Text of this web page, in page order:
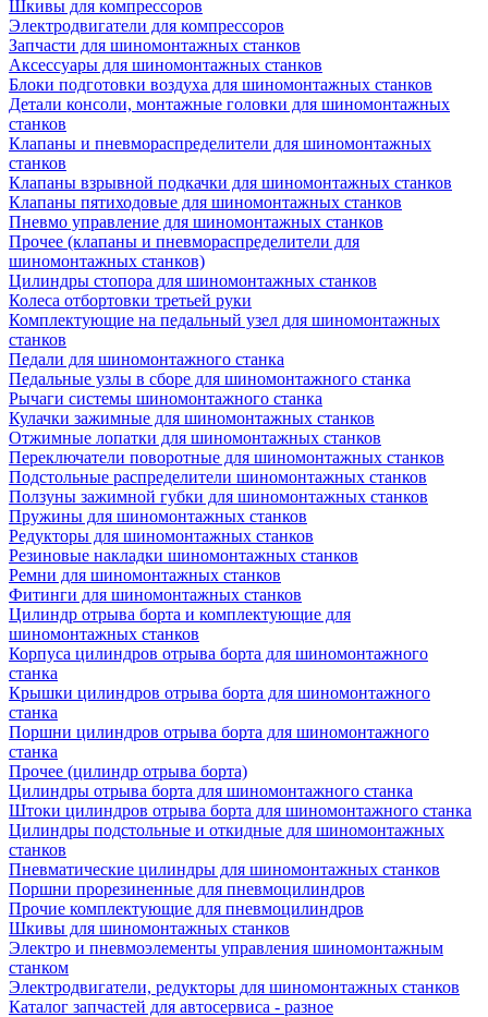
Шкивы для компрессоров
Электродвигатели для компрессоров
Запчасти для шиномонтажных станков
Аксессуары для шиномонтажных станков
Блоки подготовки воздуха для шиномонтажных станков
Детали консоли, монтажные головки для шиномонтажных
станков
Клапаны и пневмораспределители для шиномонтажных
станков
Клапаны взрывной подкачки для шиномонтажных станков
Клапаны пятиходовые для шиномонтажных станков
Пневмо управление для шиномонтажных станков
Прочее (клапаны и пневмораспределители для
шиномонтажных станков)
Цилиндры стопора для шиномонтажных станков
Колеса отбортовки третьей руки
Комплектующие на педальный узел для шиномонтажных
станков
Педали для шиномонтажного станка
Педальные узлы в сборе для шиномонтажного станка
Рычаги системы шиномонтажного станка
Кулачки зажимные для шиномонтажных станков
Отжимные лопатки для шиномонтажных станков
Переключатели поворотные для шиномонтажных станков
Подстольные распределители шиномонтажных станков
Ползуны зажимной губки для шиномонтажных станков
Пружины для шиномонтажных станков
Редукторы для шиномонтажных станков
Резиновые накладки шиномонтажных станков
Ремни для шиномонтажных станков
Фитинги для шиномонтажных станков
Цилиндр отрыва борта и комплектующие для
шиномонтажных станков
Корпуса цилиндров отрыва борта для шиномонтажного
станка
Крышки цилиндров отрыва борта для шиномонтажного
станка
Поршни цилиндров отрыва борта для шиномонтажного
станка
Прочее (цилиндр отрыва борта)
Цилиндры отрыва борта для шиномонтажного станка
Штоки цилиндров отрыва борта для шиномонтажного станка
Цилиндры подстольные и откидные для шиномонтажных
станков
Пневматические цилиндры для шиномонтажных станков
Поршни прорезиненные для пневмоцилиндров
Прочие комплектующие для пневмоцилиндров
Шкивы для шиномонтажных станков
Электро и пневмоэлементы управления шиномонтажным
станком
Электродвигатели, редукторы для шиномонтажных станков
Каталог запчастей для автосервиса - разное